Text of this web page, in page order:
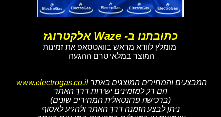
כתובתנו ב- Waze אלקטרוגז
מומלץ לוודא מראש בוואטסאפ את זמינות
המוצר במלאי טרם ההגעה
המבצעים והמחירים המוצגים באתר www.electrogas.co.il
הם רק למזמינים ישירות דרך האתר
(ברכישה פרונטאלית המחירים שונים)
ניתן לבצע הזמנה דרך האתר ולהגיע לאסוף